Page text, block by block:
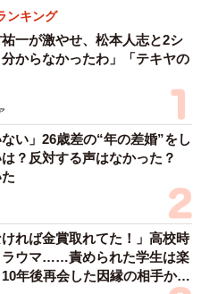
ンキング
祐一が激やせ、松本人志と2シ
からなかったわ」「テキヤの
ない」26歳差の“年の差婚”をし
？反対する声はなかった？
ければ金賞取れてた！」高校時
ラウマ……責められた学生は楽
年後再会した因縁の相手から